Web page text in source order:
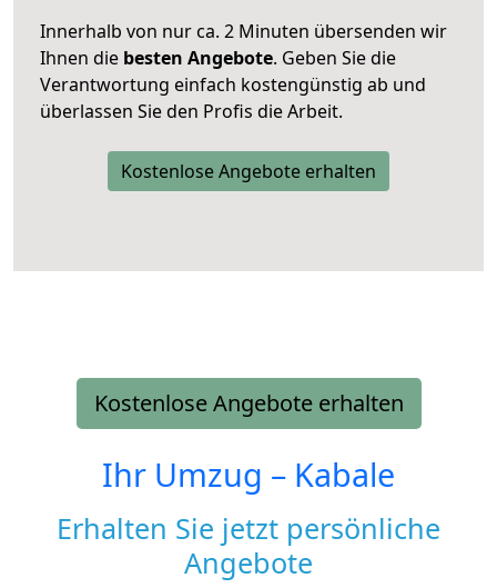
Innerhalb von nur ca. 2 Minuten übersenden wir
Ihnen die besten Angebote. Geben Sie die
Verantwortung einfach kostengünstig ab und
überlassen Sie den Profis die Arbeit.
Kostenlose Angebote erhalten
Kostenlose Angebote erhalten
Ihr Umzug – Kabale
Erhalten Sie jetzt persönliche
Angebote